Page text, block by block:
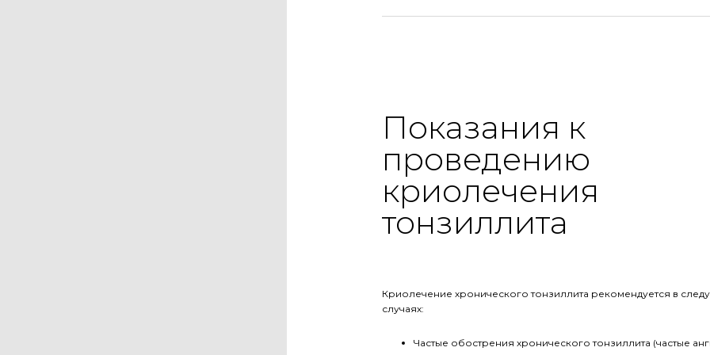
Показания к
проведению
криолечения
тонзиллита
Криолечение хронического тонзиллита рекомендуется в
случаях:
Частые обострения хронического тонзиллита (частые